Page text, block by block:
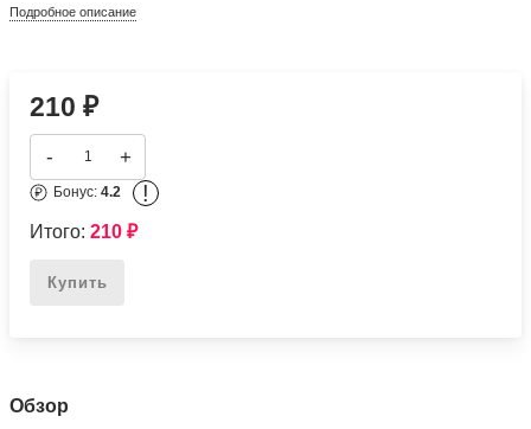
Подробное описание
210₽
- +
Бонус:4.2 !
Итого:210₽
Купить
Обзор